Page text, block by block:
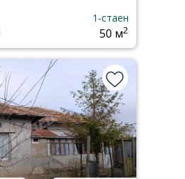
1-стаен
50 м2